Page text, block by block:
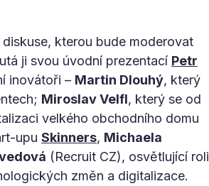
kterou bude moderovat
ji svou úvodní prezentací Petr
inovátoři – Martin Dlouhý, který
Miroslav Velfl, který se od
velkého obchodního domu
upu Skinners, Michaela
(Recruit CZ), osvětlující roli
změn a digitalizace.